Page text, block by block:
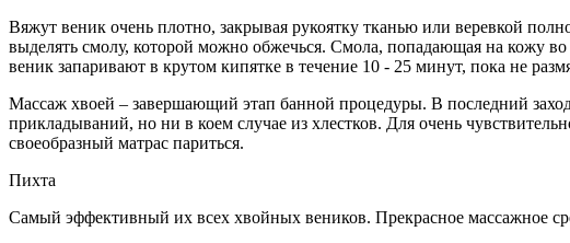
Вяжут веник очень плотно, закрывая рукоятку тканью или веревкой
выделять смолу, которой можно обжечься. Смола, попадающая на кожу
веник запаривают в крутом кипятке в течение 10 - 25 минут, пока не
Массаж хвоей – завершающий этап банной процедуры. В последний
прикладываний, но ни в коем случае из хлестков. Для очень
своеобразный матрас париться.
Пихта
Самый эффективный их всех хвойных веников. Прекрасное массажное